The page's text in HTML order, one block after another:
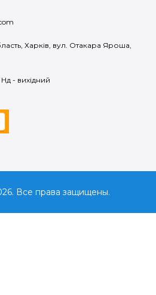
Харків, вул. Отакара Яроша,
- вихідний
Все права защищены.